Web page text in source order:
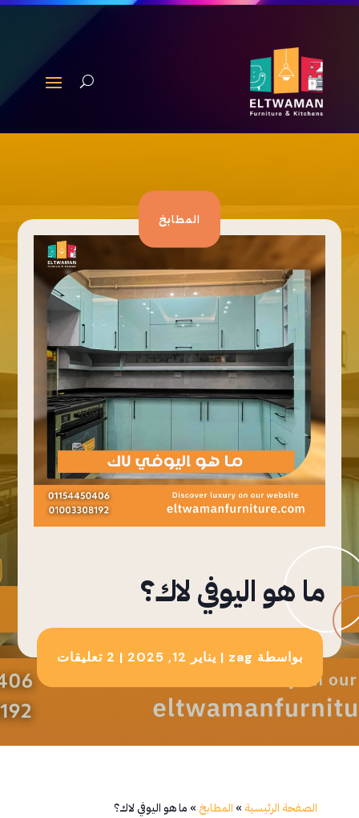
المطابخ
ما هو اليوفي لاك؟
بواسطة zag
|يناير 12, 2025 | 2 تعليقات
الصفحة الرئيسية » المطابخ » ما هو اليوفي لاك؟